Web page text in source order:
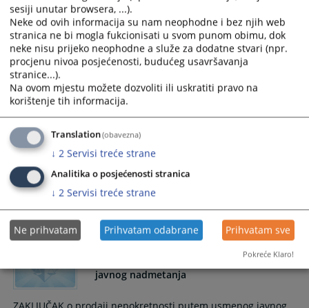
ZAKLJUČAK o prodaji suvlasničkog dijela nepokretnosti
putem usmenog javnog nadmetanja
1. Određuje se prvo ročište za prodaju suvlasničkog dijela
nepokretnosti izvršenika označenih kao:
13.10.2025.
Prodaja nepokretnosti putem usmenog
ZAKLJUČAK o prodaji nepokretnosti putem usmenog javnog
nadmetanja
Određuje se prvo ročište za prodaju nepokretnosti
izvršenika...
23.09.2025.
Prodaja nepokretnosti putem usmenog
javnog nadmetanja
sesiji unutar browsera, ...).
Neke od ovih informacija su nam neophodne i bez njih web
stranica ne bi mogla fukcionisati u svom punom obimu, dok
neke nisu prijeko neophodne a služe za dodatne stvari (npr.
procjenu nivoa posjećenosti, budućeg usavršavanja
stranice...).
Na ovom mjestu možete dozvoliti ili uskratiti pravo na
korištenje tih informacija.
Translation(obavezna)
↓ 2 Servisi treće strane
Analitika o posjećenosti stranica
↓ 2 Servisi treće strane
Ne prihvatam Prihvatam odabrane Prihvatam sve
Pokreće Klaro!